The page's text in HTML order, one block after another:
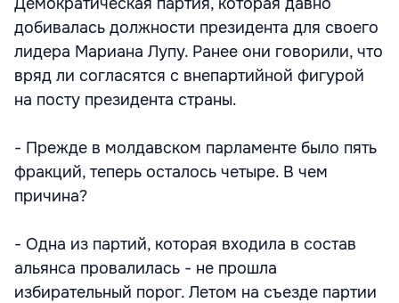
добивалась должности президента для своего
лидера Мариана Лупу. Ранее они говорили, что
вряд ли согласятся с внепартийной фигурой
на посту президента страны.
- Прежде в молдавском парламенте было пять
фракций, теперь осталось четыре. В чем
причина?
- Одна из партий, которая входила в состав
альянса провалилась - не прошла
избирательный порог. Летом на съезде партии